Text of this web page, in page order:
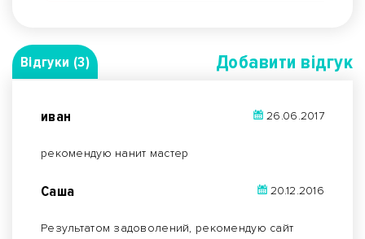
Відгуки (3) Добавити вiдгук
иван 26.06.2017
рекомендую нанит мастер
Саша 20.12.2016
Результатом задоволений, рекомендую сайт